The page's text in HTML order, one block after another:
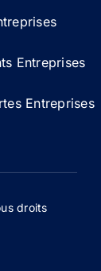
Entreprises
Entreprises
droits